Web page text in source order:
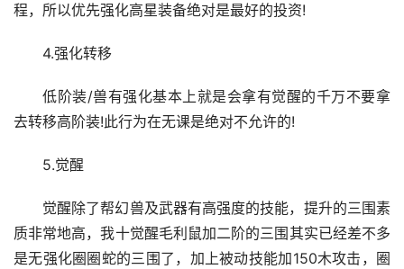
程，所以优先强化高星装备绝对是最好的投资!
4.强化转移
低阶装/兽有强化基本上就是会拿有觉醒的千万不要拿
去转移高阶装!此行为在无课是绝对不允许的!
5.觉醒
觉醒除了帮幻兽及武器有高强度的技能，提升的三围素
质非常地高，我十觉醒毛利鼠加二阶的三围其实已经差不多
是无强化圈圈蛇的三围了，加上被动技能加150木攻击，圈